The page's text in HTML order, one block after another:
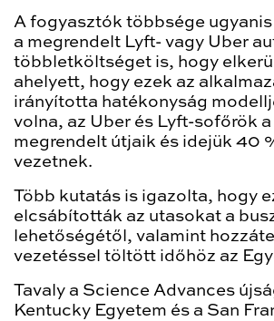
A fogyasztók többsége
a megrendelt Lyft- vagy Uber
többletköltséget is, hogy
ahelyett, hogy ezek az
irányította hatékonyság
volna, az Uber és Lyft-sofőrök
megrendelt útjaik és idejük 40
vezetnek.
Több kutatás is igazolta, hogy
elcsábították az utasokat a
lehetőségétől, valamint
vezetéssel töltött időhöz az
Tavaly a Science Advances
Kentucky Egyetem és a San